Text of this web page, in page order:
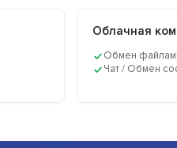
Облачная
Обмен
Чат / Обмен